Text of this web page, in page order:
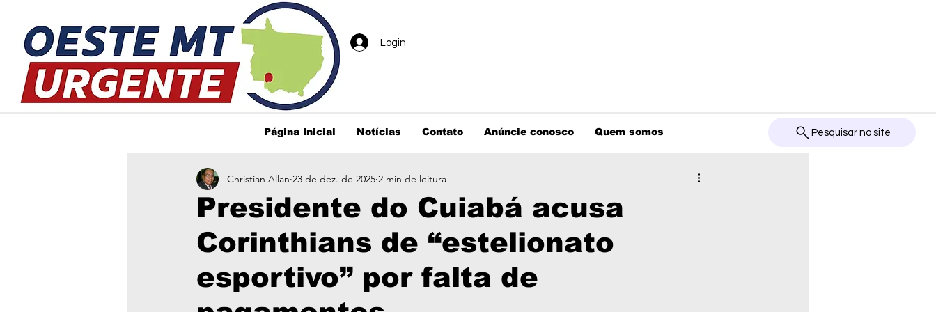
Login
Página Inicial Notícias Contato Anúncie conosco Quem somos Pesquisar no site
Presidente do Cuiabá acusa
Corinthians de “estelionato
esportivo” por falta de
Christian Allan 23 de dez. de 2025 2 min de leitura